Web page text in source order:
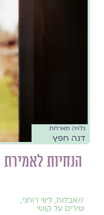
גלויה מארחת
דנה חפץ
הנחיות
//אבלות, ליווי רוחני,
שירים על קושי